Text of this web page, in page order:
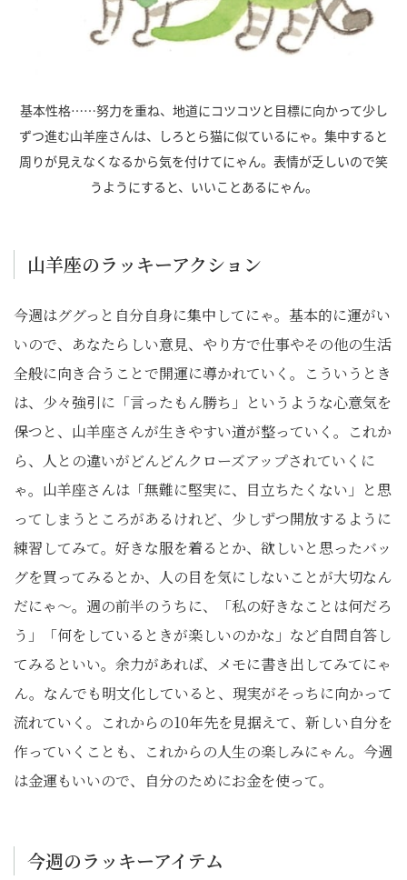
基本性格……努力を重ね、地道にコツコツと目標に向かって少し
ずつ進む山羊座さんは、しろとら猫に似ているにゃ。集中すると
周りが見えなくなるから気を付けてにゃん。表情が乏しいので笑
うようにすると、いいことあるにゃん。
山羊座のラッキーアクション
今週はググっと自分自身に集中してにゃ。基本的に運がい
いので、あなたらしい意見、やり方で仕事やその他の生活
全般に向き合うことで開運に導かれていく。こういうとき
は、少々強引に「言ったもん勝ち」というような心意気を
保つと、山羊座さんが生きやすい道が整っていく。これか
ら、人との違いがどんどんクローズアップされていくに
ゃ。山羊座さんは「無難に堅実に、目立ちたくない」と思
ってしまうところがあるけれど、少しずつ開放するように
練習してみて。好きな服を着るとか、欲しいと思ったバッ
グを買ってみるとか、人の目を気にしないことが大切なん
だにゃ～。週の前半のうちに、「私の好きなことは何だろ
う」「何をしているときが楽しいのかな」など自問自答し
てみるといい。余力があれば、メモに書き出してみてにゃ
ん。なんでも明文化していると、現実がそっちに向かって
流れていく。これからの10年先を見据えて、新しい自分を
作っていくことも、これからの人生の楽しみにゃん。今週
は金運もいいので、自分のためにお金を使って。
今週のラッキーアイテム